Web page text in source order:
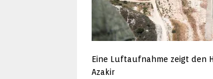
Eine Luftaufnahme zeigt den
Azakir